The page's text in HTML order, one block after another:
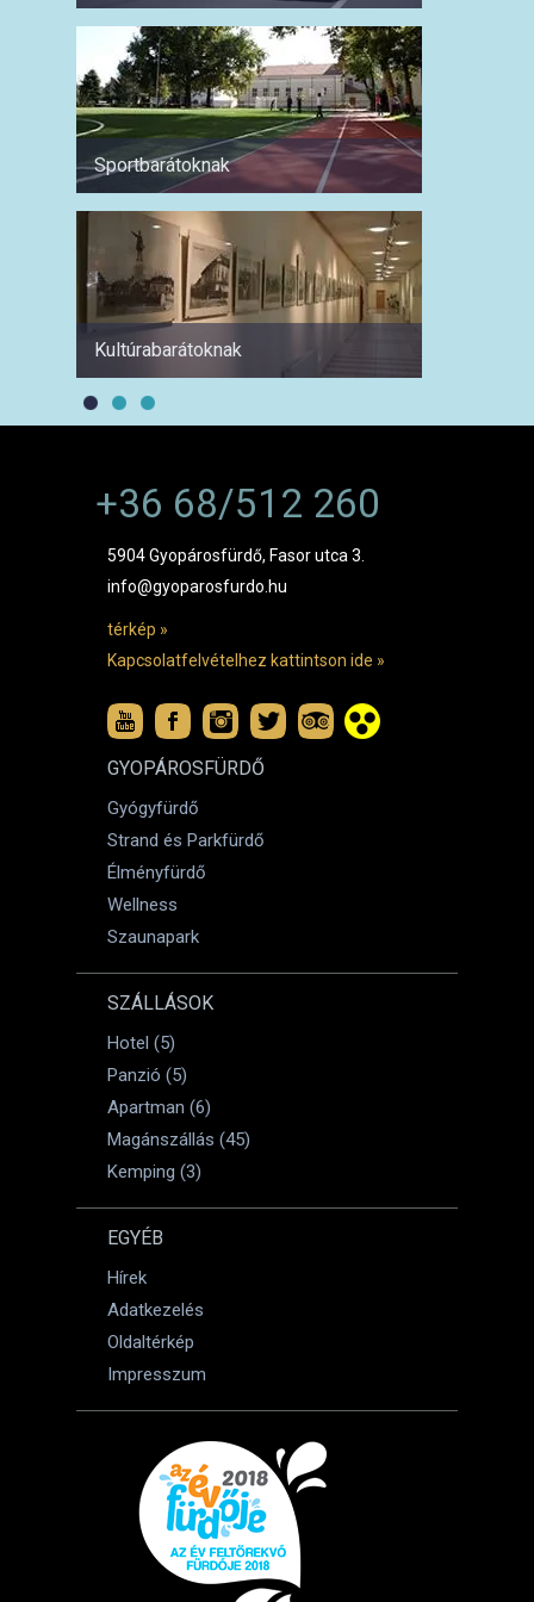
Sportbarátoknak
Kultúrabarátoknak
+36 68/512 260
5904 Gyopárosfürdő, Fasor utca 3.
info@gyoparosfurdo.hu
térkép »
Kapcsolatfelvételhez kattintson ide »
GYOPÁROSFÜRDŐ
Gyógyfürdő
Strand és Parkfürdő
Élményfürdő
Wellness
Szaunapark
SZÁLLÁSOK
Hotel (5)
Panzió (5)
Apartman (6)
Magánszállás (45)
Kemping (3)
EGYÉB
Hírek
Adatkezelés
Oldaltérkép
Impresszum